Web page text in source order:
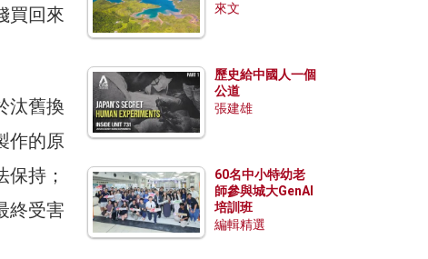
買回來
汰舊換
作的原
持；
終受害
來文
歷史給中國人一個
公道
張建雄
60名中小特幼老
師參與城大GenAI
培訓班
編輯精選